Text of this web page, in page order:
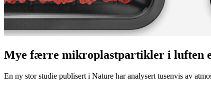
Mye færre mikroplastpartikler i luften
En ny stor studie publisert i Nature har analysert tusenvis av